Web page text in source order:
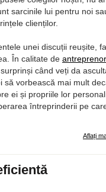
sarcinile lui pentru noi
clienților.
unei discuții reușite,
În calitate de antreprenor
când veți da
să vorbească mai mult
ei și propriile lor
întreprinderii pe
Aflați